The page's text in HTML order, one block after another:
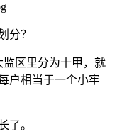
分？
区里分为十甲，就
户相当于一个小牢
了。